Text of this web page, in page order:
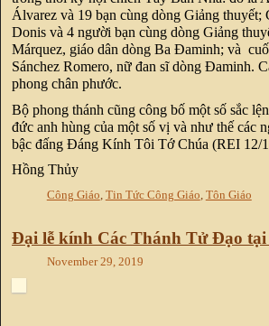
Álvarez và 19 bạn cùng dòng Giảng
Donis và 4 người bạn cùng dòng Giảng
Márquez, giáo dân dòng Ba Đaminh; và
Sánchez Romero, nữ đan sĩ dòng Đaminh.
phong chân phước.
Bộ phong thánh cũng công bố một số sắc
đức anh hùng của một số vị và như thế các
bậc đấng Đáng Kính Tôi Tớ Chúa (REI 12/
Hồng Thủy
Công Giáo, Tin Tức Công Giáo, Tôn Giáo
Đại lễ kính Các Thánh Tử Đạo tại
November 29, 2019